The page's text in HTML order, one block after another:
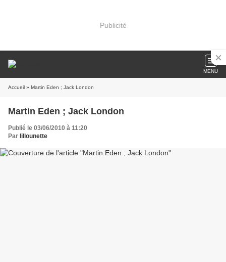
Publicité
MENU
Accueil » Martin Eden ; Jack London
Martin Eden ; Jack London
Publié le 03/06/2010 à 11:20
Par lillounette